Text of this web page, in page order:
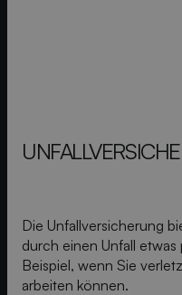
Die Unfallversicherung
durch einen Unfall etwas
Beispiel, wenn Sie
arbeiten können.